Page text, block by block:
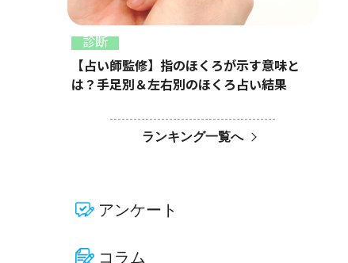
診断
【占い師監修】指のほくろが示す意味と
は？手足別＆左右別のほくろ占い結果
ランキング一覧へ
アンケート
コラム